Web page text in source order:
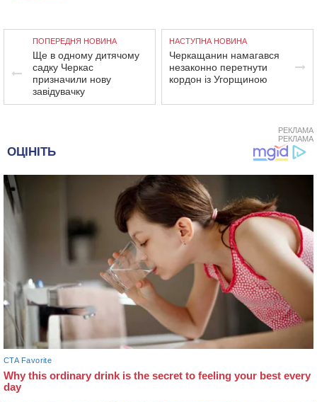
ПОПЕРЕДНЯ НОВИНА
Ще в одному дитячому
садку Черкас
призначили нову
завідувачку
НАСТУПНА НОВИНА
Черкащанин намагався
незаконно перетнути
кордон із Угорщиною
РЕКЛАМА
РЕКЛАМА